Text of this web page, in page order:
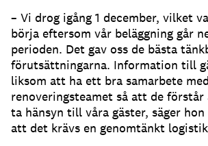
– Vi drog igång 1 december, vilket
börja eftersom vår beläggning går
perioden. Det gav oss de bästa
förutsättningarna. Information till
liksom att ha ett bra samarbete med
renoveringsteamet så att de
ta hänsyn till våra gäster, säger
att det krävs en genomtänkt